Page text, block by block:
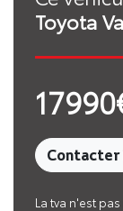
Toyota
Contacter
La tva n'est